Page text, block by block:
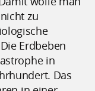
zu
Erdbeben
in
Das